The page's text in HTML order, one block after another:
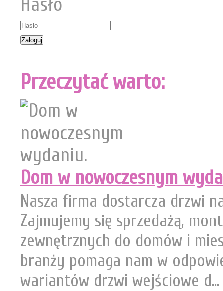
Hasło
Przeczytać warto:
Dom w nowoczesnym
Nasza firma dostarcza drzwi
Zajmujemy się sprzedażą,
zewnętrznych do domów i
branży pomaga nam w
wariantów drzwi wejściowe d...